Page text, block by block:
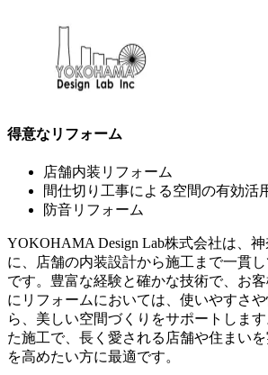
得意なリフォーム
店舗内装リフォーム
間仕切り工事による空間の有効活
防音リフォーム
YOKOHAMA Design Lab株式会社は、
に、店舗の内装設計から施工まで一貫
です。豊富な経験と確かな技術で、お
にリフォームにおいては、使いやすさ
ら、美しい空間づくりをサポートしま
た施工で、長く愛される店舗や住まい
を高めたい方に最適です。